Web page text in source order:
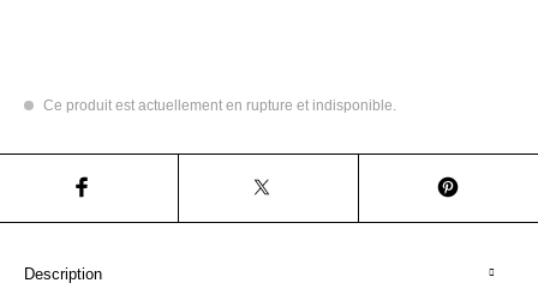
Ce produit est actuellement en rupture et indisponible.
Description